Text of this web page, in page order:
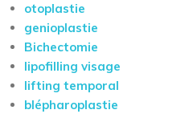
otoplastie
genioplastie
Bichectomie
lipofilling visage
lifting temporal
blépharoplastie